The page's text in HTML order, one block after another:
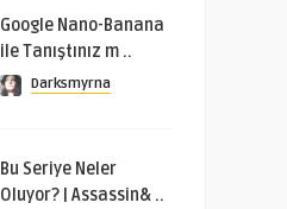
Google Nano-Banana
ile Tanıştınız m ..
Darksmyrna
Bu Seriye Neler
Oluyor? | Assassin& ..